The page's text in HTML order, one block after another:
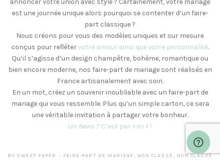
annoncer votre union avec style ? Certainement, votre mariage
est une journée unique alors pourquoi se contenter d’un faire-
part classique ?
Nous créons pour vous des modèles uniques et sur mesure
conçus pour reflétervotre amour ainsi que votre personnalité.
Qu’il s’agisse d’un design champêtre, bohème, romantique ou
bien encore moderne, nos faire-part de mariage sont réalisés en
France artisanalement avec soin.
En un mot, créez un souvenir inoubliable avec un faire-part de
mariage qui vous ressemble. Plus qu’un simple carton, ce sera
une véritable invitation à partager votre bonheur.
Un devis ? C’est par > ici < !
BY SWEET PAPER FAIRE-PART DE MARIAGE , NON CLASSÉ , NON CLASSÉ